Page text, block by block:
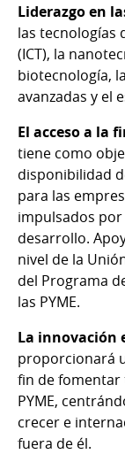
Liderazgo en
las tecnologías
(ICT), la
biotecnología,
avanzadas y el
El acceso a la
tiene como
disponibilidad
para las
impulsados
desarrollo.
nivel de la
del Programa
las PYME.
La innovación
proporcionará
fin de fomentar
PYME,
crecer e
fuera de él.